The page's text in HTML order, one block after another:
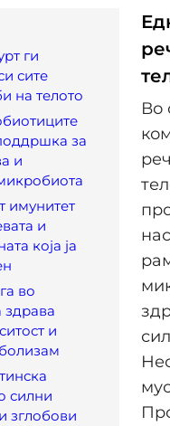
ги
сите
на телото
за
и
имунитет
и
која ја
во
и
силни
зглобови
Во